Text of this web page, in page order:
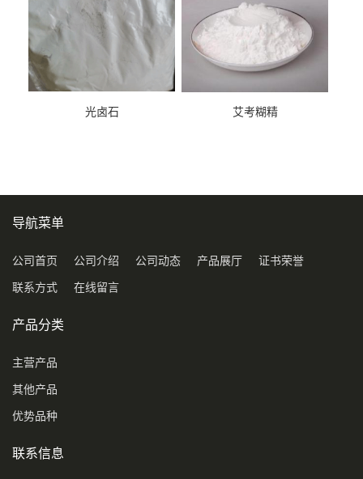
光卤石 艾考糊精
导航菜单
公司首页 公司介绍 公司动态 产品展厅 证书荣誉
联系方式 在线留言
产品分类
主营产品
其他产品
优势品种
联系信息